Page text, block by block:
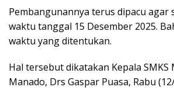
Pembangunannya terus dipacu agar
waktu tanggal 15 Desember 2025.
waktu yang ditentukan.
Hal tersebut dikatakan Kepala SMKS
Manado, Drs Gaspar Puasa, Rabu